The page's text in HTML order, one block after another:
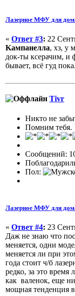
Лазерное МФУ для
« Ответ #3: 22
Kампанелла, хз, у
док-ты ксерачим, и
бывает, всё гуд
Tivr
Никто не
Помним тебя.
Сообщений:
Пол:
Лазерное МФУ для
« Ответ #4: 23
Даж не знаю что
меняется, одни
меняется ли при
года стоит ч/б
редко, за это время
как валенок, еще
мощная тенденция